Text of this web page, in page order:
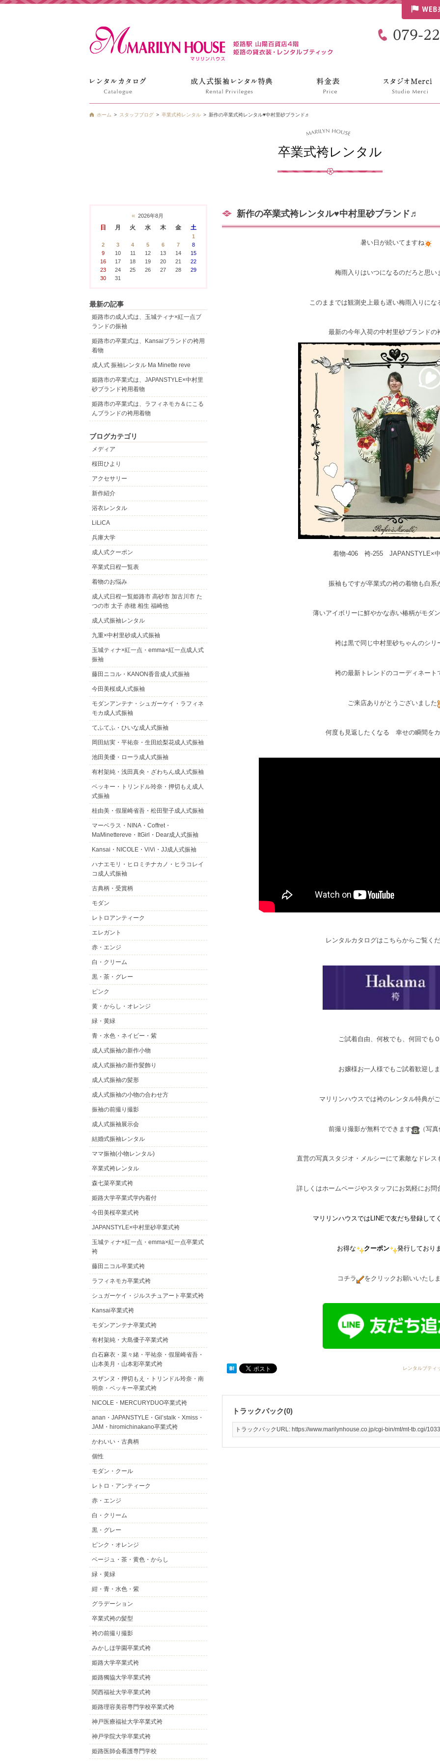
ホーム スタッフブログ 卒業式袴レンタル 新作の卒業式袴レンタル♥中村里砂ブランド♬
卒業式袴レンタル
新作の卒業式袴レンタル♥中村里砂ブランド♬
暑い日が続いてますね
梅雨入りはいつになるのだろと思い
このままでは観測史上最も遅い梅雨入りにな
最新の今年入荷の中村里砂ブランドの
着物-406 袴-255 JAPANSTYLE×
振袖もですが卒業式の袴の着物も白系
薄いアイボリーに鮮やかな赤い椿柄がモダ
袴は黒で同じ中村里砂ちゃんのシリ
袴の最新トレンドのコーディネート
ご来店ありがとうございました
何度も見返したくなる 幸せの瞬間を
レンタルカタログはこちらからご覧く
ご試着自由、何枚でも、何回でも
お嬢様お一人様でもご試着歓迎し
マリリンハウスでは袴のレンタル特典が
前撮り撮影が無料でできます （写
直営の写真スタジオ・メルシーにて素敵なドレス
詳しくはホームページやスタッフにお気軽にお問
マリリンハウスではLINEで友だち登録して
お得な クーポン 発行しており
コチラ をクリックお願いいたし
レンタルブテ
トラックバック(0)
トラックバックURL: https://www.marilynhouse.co.jp/cgi-bin/mt/mt-tb.cgi/1033
« 2026年8月
日 月 火 水 木 金 土
1
2
3 4 5 6 7
8
9
10 11 12 13 14
15
16
17 18 19 20 21
22
23
24 25 26 27 28
29
30
31
最新の記事
姫路市の成人式は、玉城ティナ×紅一点ブ
ランドの振袖
姫路市の卒業式は、Kansaiブランドの袴用
着物
成人式 振袖レンタル Ma Minette reve
姫路市の卒業式は、JAPANSTYLE×中村里
砂ブランド袴用着物
姫路市の卒業式は、ラフィネモカ＆にこる
んブランドの袴用着物
ブログカテゴリ
メディア
桜田ひより
アクセサリー
新作紹介
浴衣レンタル
LiLiCA
兵庫大学
成人式クーポン
卒業式日程一覧表
着物のお悩み
成人式日程一覧姫路市 高砂市 加古川市 た
つの市 太子 赤穂 相生 福崎他
成人式振袖レンタル
九重×中村里砂成人式振袖
玉城ティナ×紅一点・emma×紅一点成人式
振袖
藤田ニコル・KANON香音成人式振袖
今田美桜成人式振袖
モダンアンテナ・シュガーケイ・ラフィネ
モカ成人式振袖
てふてふ・ひいな成人式振袖
岡田結実・平祐奈・生田絵梨花成人式振袖
池田美優・ローラ成人式振袖
有村架純・浅田真央・ざわちん成人式振袖
ベッキー・トリンドル玲奈・押切もえ成人
式振袖
桂由美・假屋崎省吾・松田聖子成人式振袖
マーベラス・NINA・Coffret・
MaMinettereve・ItGirl・Dear成人式振袖
Kansai・NICOLE・ViVi・JJ成人式振袖
ハナエモリ・ヒロミチナカノ・ヒラコレイ
コ成人式振袖
古典柄・受賞柄
モダン
レトロアンティーク
エレガント
赤・エンジ
白・クリーム
黒・茶・グレー
ピンク
黄・からし・オレンジ
緑・黄緑
青・水色・ネイビー・紫
成人式振袖の新作小物
成人式振袖の新作髪飾り
成人式振袖の髪形
成人式振袖の小物の合わせ方
振袖の前撮り撮影
成人式振袖展示会
結婚式振袖レンタル
ママ振袖(小物レンタル)
卒業式袴レンタル
森七菜卒業式袴
姫路大学卒業式学内着付
今田美桜卒業式袴
JAPANSTYLE×中村里砂卒業式袴
玉城ティナ×紅一点・emma×紅一点卒業式
袴
藤田ニコル卒業式袴
ラフィネモカ卒業式袴
シュガーケイ・ジルスチュアート卒業式袴
Kansai卒業式袴
モダンアンテナ卒業式袴
有村架純・大島優子卒業式袴
白石麻衣・菜々緒・平祐奈・假屋崎省吾・
山本美月・山本彩卒業式袴
スザンヌ・押切もえ・トリンドル玲奈・南
明奈・ベッキー卒業式袴
NICOLE・MERCURYDUO卒業式袴
anan・JAPANSTYLE・Gil’stalk・Xmiss・
JAM・hiromichinakano卒業式袴
かわいい・古典柄
個性
モダン・クール
レトロ・アンティーク
赤・エンジ
白・クリーム
黒・グレー
ピンク・オレンジ
ベージュ・茶・黄色・からし
緑・黄緑
紺・青・水色・紫
グラデーション
卒業式袴の髪型
袴の前撮り撮影
みかしほ学園卒業式袴
姫路大学卒業式袴
姫路獨協大学卒業式袴
関西福祉大学卒業式袴
姫路理容美容専門学校卒業式袴
神戸医療福祉大学卒業式袴
神戸学院大学卒業式袴
姫路医師会看護専門学校